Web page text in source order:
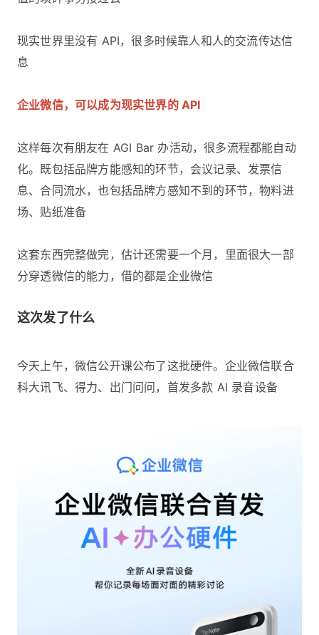
现实世界里没有 API，很多时候靠人和人的交流传达信
息
企业微信，可以成为现实世界的 API
这样每次有朋友在 AGI Bar 办活动，很多流程都能自动
化。既包括品牌方能感知的环节，会议记录、发票信
息、合同流水，也包括品牌方感知不到的环节，物料进
场、贴纸准备
这套东西完整做完，估计还需要一个月，里面很大一部
分穿透微信的能力，借的都是企业微信
这次发了什么
今天上午，微信公开课公布了这批硬件。企业微信联合
科大讯飞、得力、出门问问，首发多款 AI 录音设备